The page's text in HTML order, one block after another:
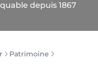
depuis 1867
Patrimoine